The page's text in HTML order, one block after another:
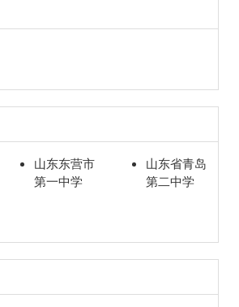
山东东营市
第一中学
山东省青岛
第二中学